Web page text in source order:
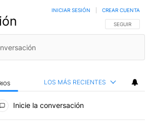
SIGA ESTA
SEGUIR
INICIAR SESIÓN CREAR CUENTA
LOS MÁS RECIENTES
Inicie la conversación